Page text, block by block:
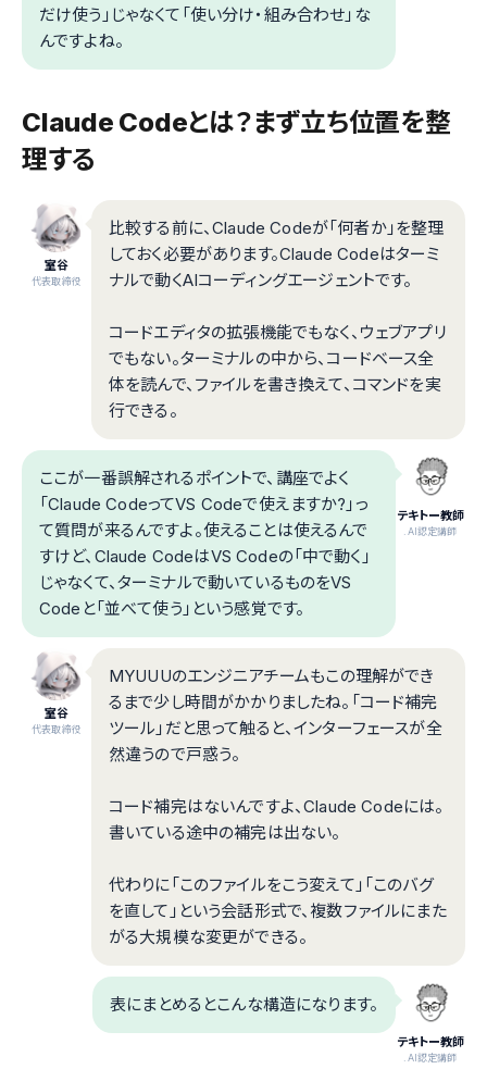
だけ使う」じゃなくて「使い分け・組み合わせ」な
んですよね。
Claude Codeとは？まず立ち位置を整
理する
室谷
代表取締役
比較する前に、Claude Codeが「何者か」を整理
しておく必要があります。Claude Codeはターミ
ナルで動くAIコーディングエージェントです。
コードエディタの拡張機能でもなく、ウェブアプリ
でもない。ターミナルの中から、コードベース全
体を読んで、ファイルを書き換えて、コマンドを実
行できる。
テキトー教師
.AI認定講師
ここが一番誤解されるポイントで、講座でよく
「Claude CodeってVS Codeで使えますか?」っ
て質問が来るんですよ。使えることは使えるんで
すけど、Claude CodeはVS Codeの「中で動く」
じゃなくて、ターミナルで動いているものをVS
Codeと「並べて使う」という感覚です。
室谷
代表取締役
MYUUUのエンジニアチームもこの理解ができ
るまで少し時間がかかりましたね。「コード補完
ツール」だと思って触ると、インターフェースが全
然違うので戸惑う。
コード補完はないんですよ、Claude Codeには。
書いている途中の補完は出ない。
代わりに「このファイルをこう変えて」「このバグ
を直して」という会話形式で、複数ファイルにまた
がる大規模な変更ができる。
テキトー教師
.AI認定講師
表にまとめるとこんな構造になります。